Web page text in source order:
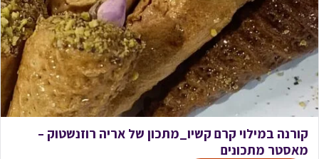
קורנה במילוי קרם קשיו_מתכון של אריה רוזנשטוק –
מאסטר מתכונים